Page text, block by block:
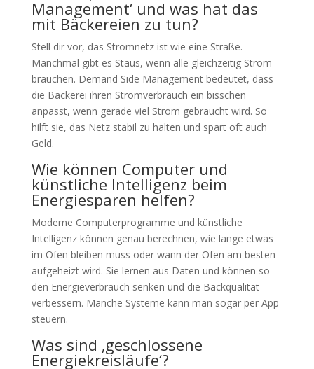
Management‘ und was hat das
mit Bäckereien zu tun?
Stell dir vor, das Stromnetz ist wie eine Straße.
Manchmal gibt es Staus, wenn alle gleichzeitig Strom
brauchen. Demand Side Management bedeutet, dass
die Bäckerei ihren Stromverbrauch ein bisschen
anpasst, wenn gerade viel Strom gebraucht wird. So
hilft sie, das Netz stabil zu halten und spart oft auch
Geld.
Wie können Computer und
künstliche Intelligenz beim
Energiesparen helfen?
Moderne Computerprogramme und künstliche
Intelligenz können genau berechnen, wie lange etwas
im Ofen bleiben muss oder wann der Ofen am besten
aufgeheizt wird. Sie lernen aus Daten und können so
den Energieverbrauch senken und die Backqualität
verbessern. Manche Systeme kann man sogar per App
steuern.
Was sind ‚geschlossene
Energiekreisläufe‘?